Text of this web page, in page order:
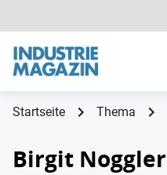
Startseite Thema
Birgit Noggler